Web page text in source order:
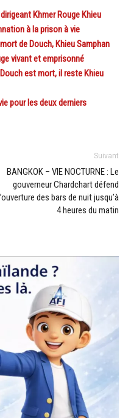
Khmer Rouge Khieu
à la prison à vie
de Douch, Khieu Samphan
vivant et emprisonné
Douch est mort, il reste Khieu
pour les deux derniers
Suivant
BANGKOK – VIE NOCTURNE : Le
gouverneur Chardchart défend
des bars de nuit jusqu’à
4 heures du matin